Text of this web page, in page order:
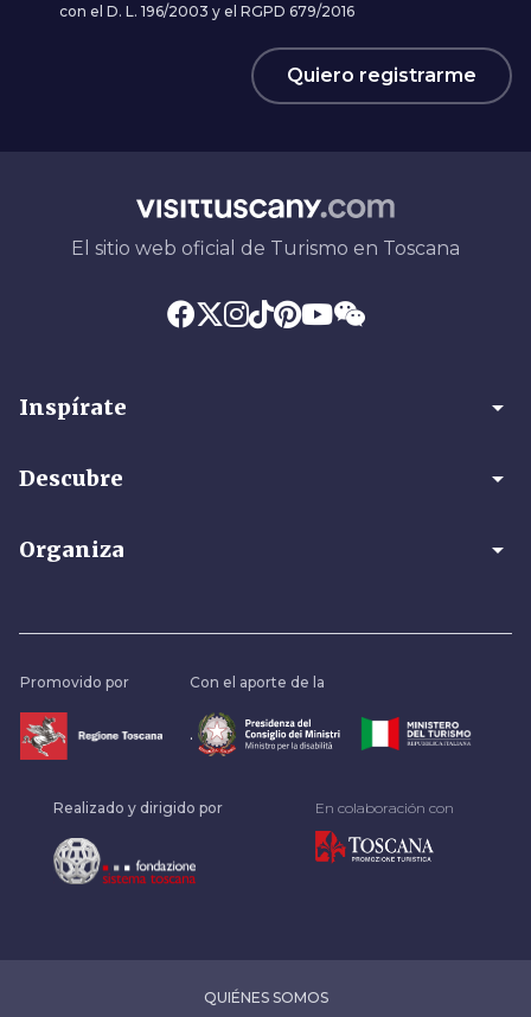
con el D. L. 196/2003 y el RGPD 679/2016
Quiero registrarme
El sitio web oficial de Turismo en Toscana
Inspírate arrow_drop_down
Descubre arrow_drop_down
Organiza arrow_drop_down
Promovido por Con el aporte de la
.
Realizado y dirigido por En colaboración con
QUIÉNES SOMOS